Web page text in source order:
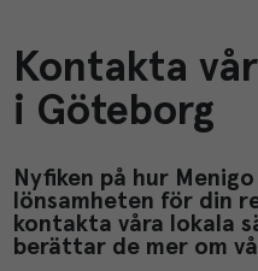
Kontakta
i Göteborg
Nyfiken på hur
lönsamheten för din
kontakta våra lokala
berättar de mer om